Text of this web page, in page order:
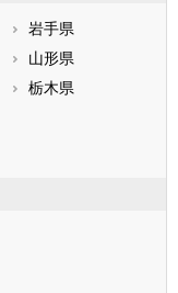
岩手県
山形県
栃木県